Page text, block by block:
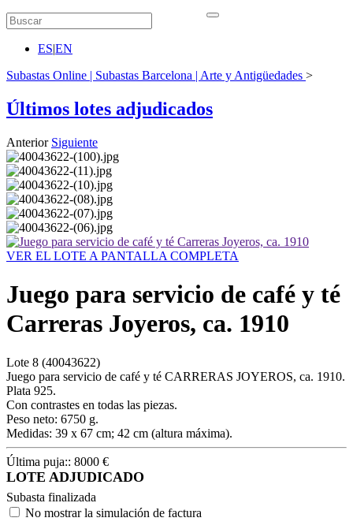
ES|EN
Subastas Online | Subastas Barcelona | Arte y Antigüedades >
Últimos lotes adjudicados
Anterior Siguiente
VER EL LOTE A PANTALLA COMPLETA
Juego para servicio de café y té
Carreras Joyeros, ca. 1910
Lote 8 (40043622)
Juego para servicio de café y té CARRERAS JOYEROS, ca. 1910.
Plata 925.
Con contrastes en todas las piezas.
Peso neto: 6750 g.
Medidas: 39 x 67 cm; 42 cm (altura máxima).
Última puja:: 8000 €
LOTE ADJUDICADO
Subasta finalizada
No mostrar la simulación de factura